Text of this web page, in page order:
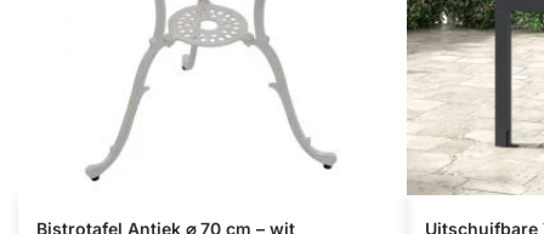
Bistrotafel Antiek ⌀ 70 cm – wit
Uitschuifbare